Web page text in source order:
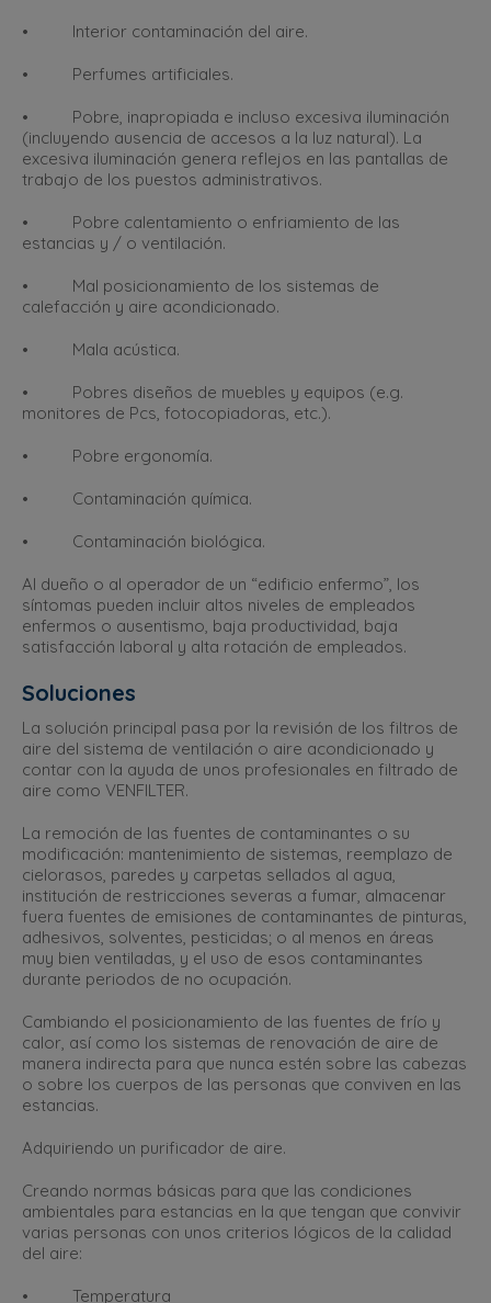
• Interior contaminación del aire.
• Perfumes artificiales.
• Pobre, inapropiada e incluso excesiva iluminación
(incluyendo ausencia de accesos a la luz natural). La
excesiva iluminación genera reflejos en las pantallas de
trabajo de los puestos administrativos.
• Pobre calentamiento o enfriamiento de las
estancias y / o ventilación.
• Mal posicionamiento de los sistemas de
calefacción y aire acondicionado.
• Mala acústica.
• Pobres diseños de muebles y equipos (e.g.
monitores de Pcs, fotocopiadoras, etc.).
• Pobre ergonomía.
• Contaminación química.
• Contaminación biológica.
Al dueño o al operador de un “edificio enfermo”, los
síntomas pueden incluir altos niveles de empleados
enfermos o ausentismo, baja productividad, baja
satisfacción laboral y alta rotación de empleados.
Soluciones
La solución principal pasa por la revisión de los filtros de
aire del sistema de ventilación o aire acondicionado y
contar con la ayuda de unos profesionales en filtrado de
aire como VENFILTER.
La remoción de las fuentes de contaminantes o su
modificación: mantenimiento de sistemas, reemplazo de
cielorasos, paredes y carpetas sellados al agua,
institución de restricciones severas a fumar, almacenar
fuera fuentes de emisiones de contaminantes de pinturas,
adhesivos, solventes, pesticidas; o al menos en áreas
muy bien ventiladas, y el uso de esos contaminantes
durante periodos de no ocupación.
Cambiando el posicionamiento de las fuentes de frío y
calor, así como los sistemas de renovación de aire de
manera indirecta para que nunca estén sobre las cabezas
o sobre los cuerpos de las personas que conviven en las
estancias.
Adquiriendo un purificador de aire.
Creando normas básicas para que las condiciones
ambientales para estancias en la que tengan que convivir
varias personas con unos criterios lógicos de la calidad
del aire:
• Temperatura